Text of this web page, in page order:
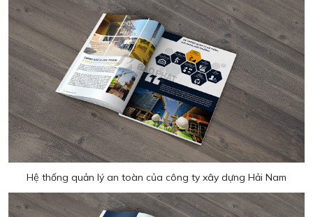
Hệ thống quản lý an toàn của công ty xây dựng Hải Nam